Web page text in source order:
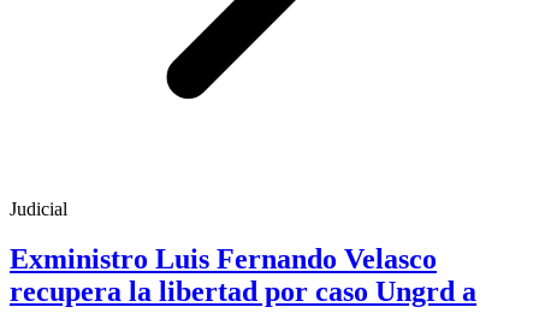
Judicial
Exministro Luis Fernando Velasco
recupera la libertad por caso Ungrd a